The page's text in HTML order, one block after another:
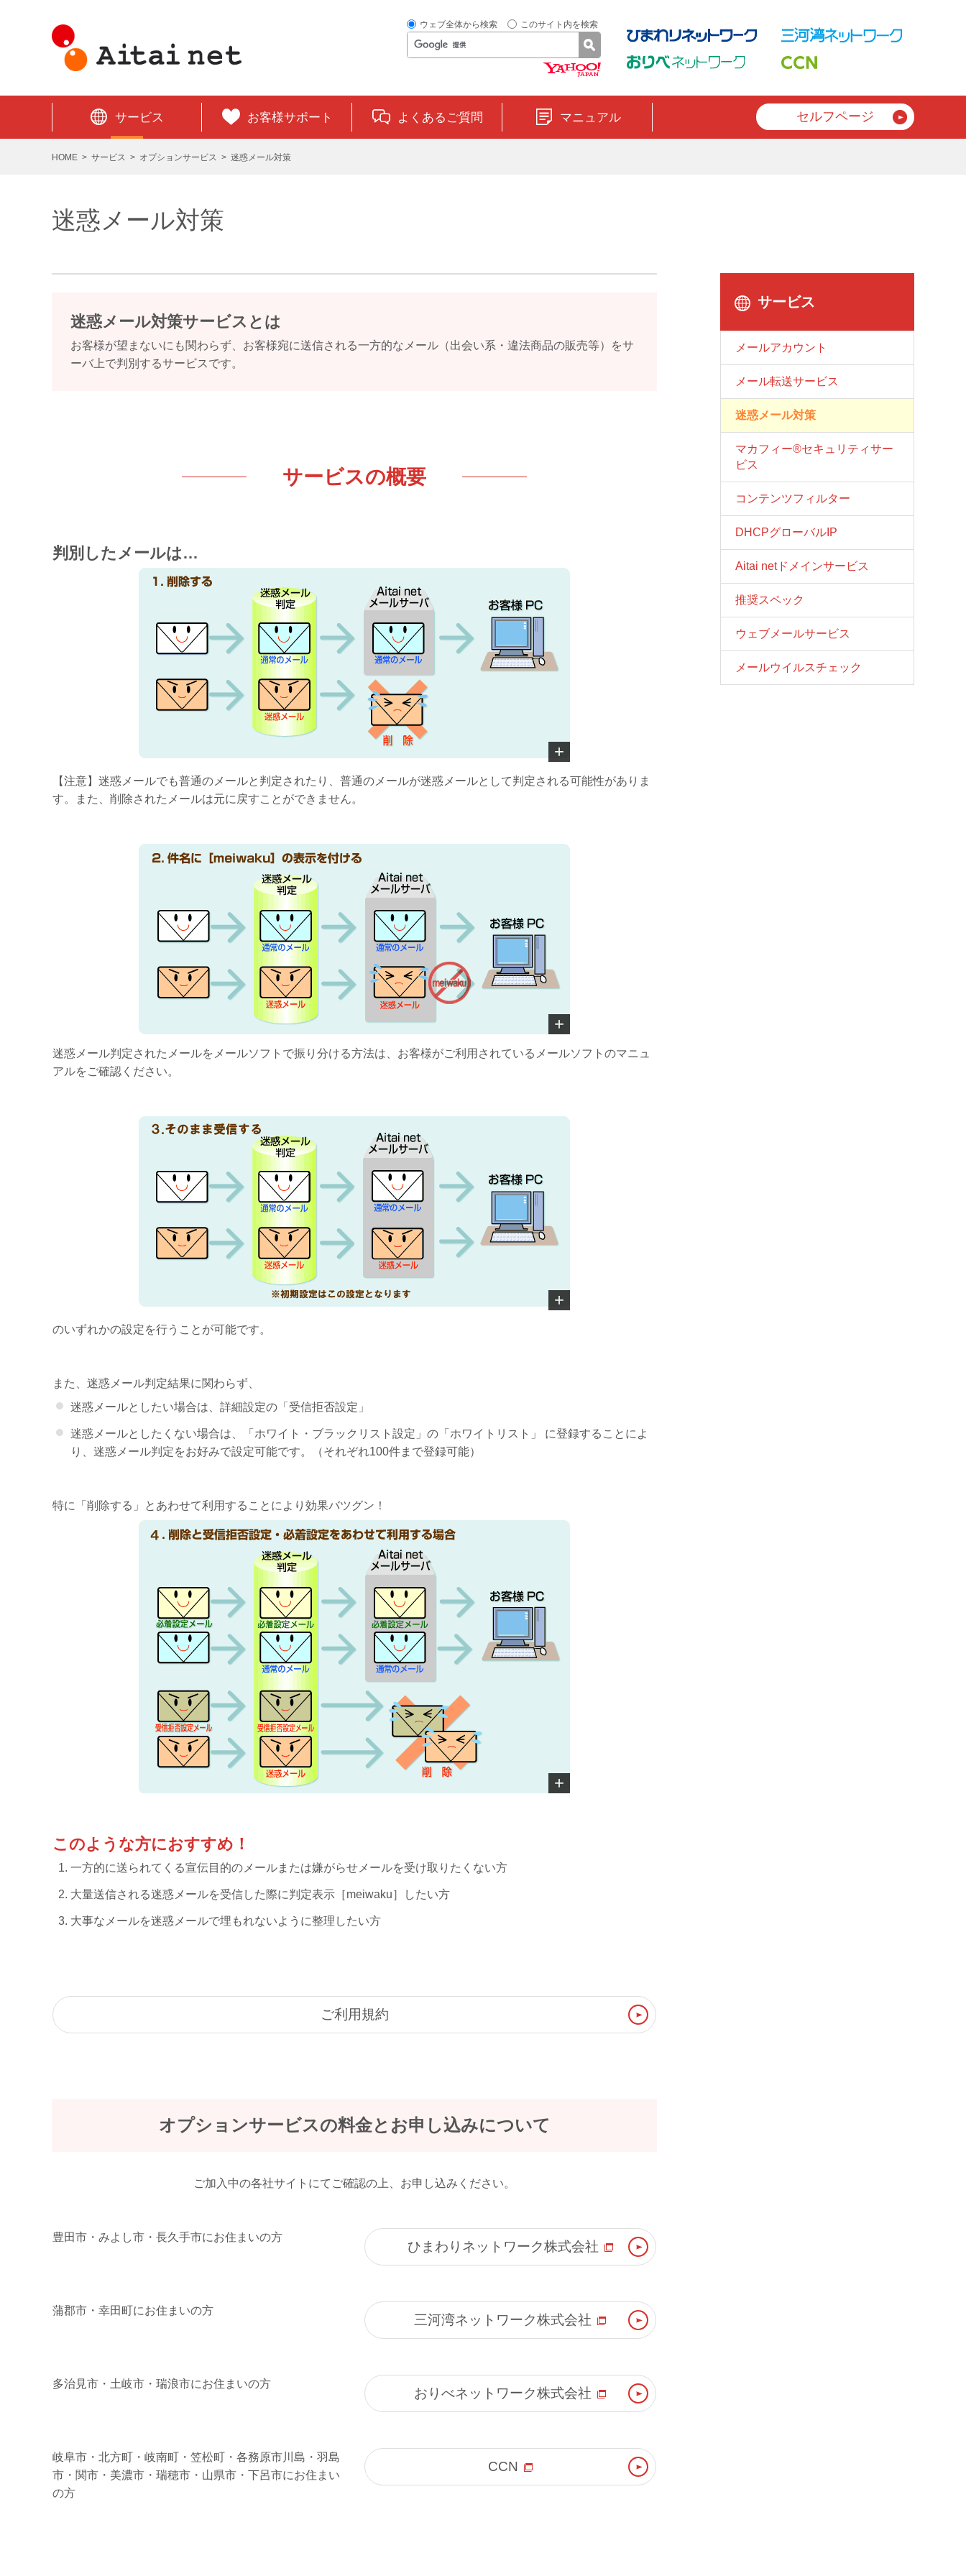
ウェブ全体から検索 このサイト内を検索
サービス お客様サポート よくあるご質問 マニュアル セルフページ
HOME サービス オプションサービス 迷惑メール対策
迷惑メール対策
迷惑メール対策サービスとは
お客様が望まないにも関わらず、お客様宛に送信される一方的なメール（出会い系・違法商品の販売等）をサ
ーバ上で判別するサービスです。
サービスの概要
判別したメールは…
【注意】迷惑メールでも普通のメールと判定されたり、普通のメールが迷惑メールとして判定される可能性がありま
す。また、削除されたメールは元に戻すことができません。
迷惑メール判定されたメールをメールソフトで振り分ける方法は、お客様がご利用されているメールソフトのマニュ
アルをご確認ください。
のいずれかの設定を行うことが可能です。
また、迷惑メール判定結果に関わらず、
迷惑メールとしたい場合は、詳細設定の「受信拒否設定」
迷惑メールとしたくない場合は、「ホワイト・ブラックリスト設定」の「ホワイトリスト」 に登録することによ
り、迷惑メール判定をお好みで設定可能です。（それぞれ100件まで登録可能）
特に「削除する」とあわせて利用することにより効果バツグン！
このような方におすすめ！
一方的に送られてくる宣伝目的のメールまたは嫌がらせメールを受け取りたくない方
大量送信される迷惑メールを受信した際に判定表示［meiwaku］したい方
大事なメールを迷惑メールで埋もれないように整理したい方
ご利用規約
オプションサービスの料金とお申し込みについて
ご加入中の各社サイトにてご確認の上、お申し込みください。
豊田市・みよし市・長久手市にお住まいの方
ひまわりネットワーク株式会社
蒲郡市・幸田町にお住まいの方
三河湾ネットワーク株式会社
多治見市・土岐市・瑞浪市にお住まいの方
おりべネットワーク株式会社
岐阜市・北方町・岐南町・笠松町・各務原市川島・羽島
市・関市・美濃市・瑞穂市・山県市・下呂市にお住まい
の方
CCN
サービス
メールアカウント
メール転送サービス
迷惑メール対策
マカフィー®セキュリティサー
ビス
コンテンツフィルター
DHCPグローバルIP
Aitai netドメインサービス
推奨スペック
ウェブメールサービス
メールウイルスチェック